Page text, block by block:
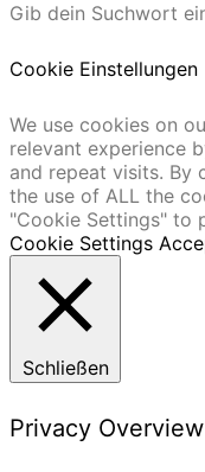
Gib dein Suchwort
Cookie Einstellungen
We use cookies on
relevant experience
and repeat visits. By
the use of ALL the
"Cookie Settings" to
Cookie Settings
Schließen
Privacy Overview